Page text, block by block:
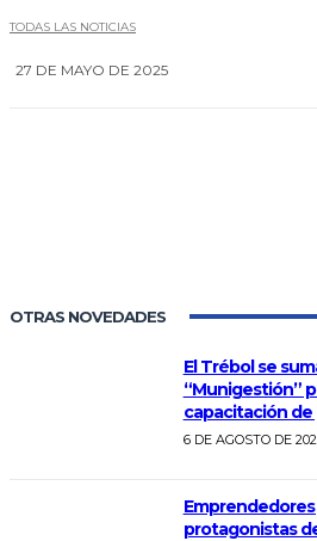
TODAS LAS NOTICIAS
27 DE MAYO DE 2025
OTRAS NOVEDADES
El Trébol se
“Munigestión”
capacitación
6 DE AGOSTO DE
protagonistas